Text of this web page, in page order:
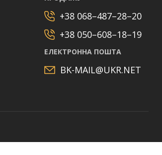
+38 068–487–28–20
+38 050–608–18–19
ЕЛЕКТРОННА ПОШТА
BK-MAIL@UKR.NET